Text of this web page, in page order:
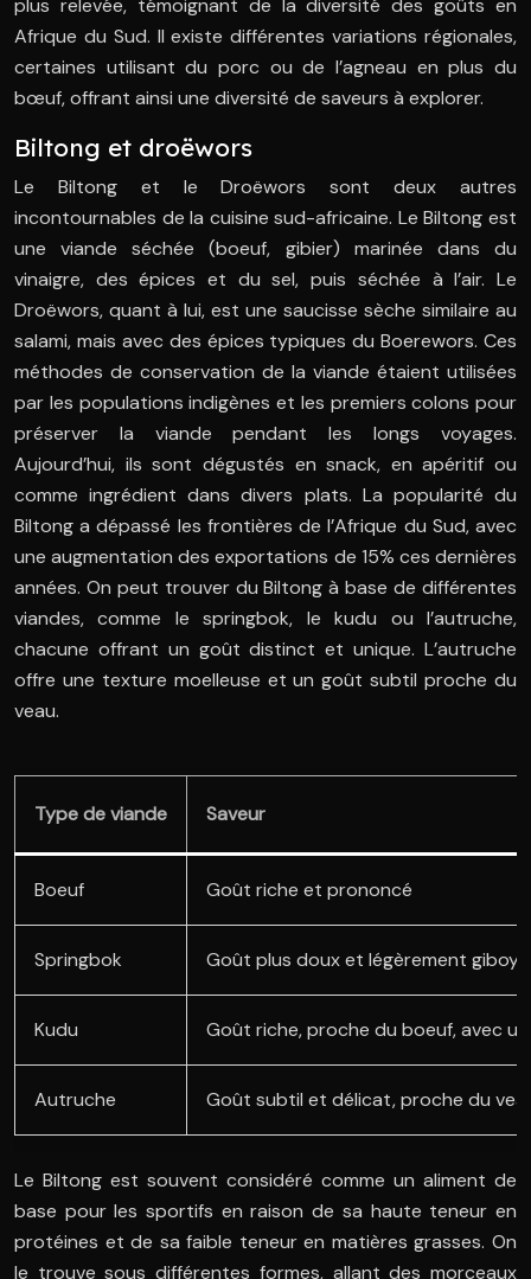
plus relevée, témoignant de la diversité des goûts en
Afrique du Sud. Il existe différentes variations régionales,
certaines utilisant du porc ou de l’agneau en plus du
bœuf, offrant ainsi une diversité de saveurs à explorer.
Biltong et droëwors
Le Biltong et le Droëwors sont deux autres
incontournables de la cuisine sud-africaine. Le Biltong est
une viande séchée (boeuf, gibier) marinée dans du
vinaigre, des épices et du sel, puis séchée à l’air. Le
Droëwors, quant à lui, est une saucisse sèche similaire au
salami, mais avec des épices typiques du Boerewors. Ces
méthodes de conservation de la viande étaient utilisées
par les populations indigènes et les premiers colons pour
préserver la viande pendant les longs voyages.
Aujourd’hui, ils sont dégustés en snack, en apéritif ou
comme ingrédient dans divers plats. La popularité du
Biltong a dépassé les frontières de l’Afrique du Sud, avec
une augmentation des exportations de 15% ces dernières
années. On peut trouver du Biltong à base de différentes
viandes, comme le springbok, le kudu ou l’autruche,
chacune offrant un goût distinct et unique. L’autruche
offre une texture moelleuse et un goût subtil proche du
veau.
Type de viande Saveur
Boeuf Goût riche et prononcé
Springbok Goût plus doux et légèrement
Kudu Goût riche, proche du boeuf, avec
Autruche Goût subtil et délicat, proche du
Le Biltong est souvent considéré comme un aliment de
base pour les sportifs en raison de sa haute teneur en
protéines et de sa faible teneur en matières grasses. On
le trouve sous différentes formes, allant des morceaux